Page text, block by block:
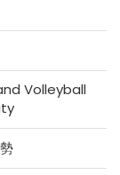
Volleyball